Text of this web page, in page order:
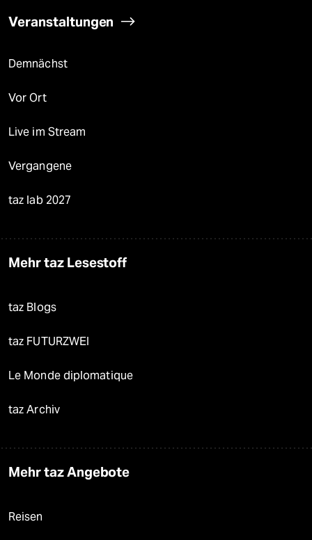
Veranstaltungen
Demnächst
Vor Ort
Live im Stream
Vergangene
taz lab 2027
Mehr taz Lesestoff
taz Blogs
taz FUTURZWEI
Le Monde diplomatique
taz Archiv
Mehr taz Angebote
Reisen